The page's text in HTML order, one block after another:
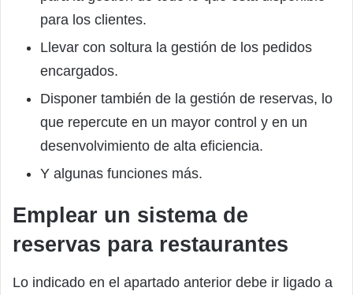
para los clientes.
Llevar con soltura la gestión de los pedidos
encargados.
Disponer también de la gestión de reservas, lo
que repercute en un mayor control y en un
desenvolvimiento de alta eficiencia.
Y algunas funciones más.
Emplear un sistema de
reservas para restaurantes
Lo indicado en el apartado anterior debe ir ligado a